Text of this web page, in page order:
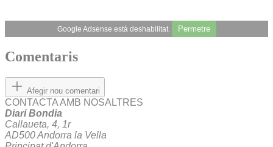
Google Adsense està deshabilitat. Permetre
Comentaris
Afegir nou comentari
CONTACTA AMB NOSALTRES
Diari Bondia
Callaueta, 4, 1r
AD500 Andorra la Vella